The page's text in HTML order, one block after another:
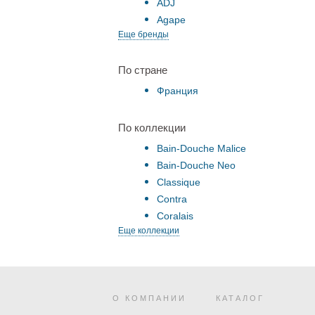
ADJ
Agape
Еще бренды
По стране
Франция
По коллекции
Bain-Douche Malice
Bain-Douche Neo
Classique
Contra
Coralais
Еще коллекции
О КОМПАНИИ КАТАЛОГ